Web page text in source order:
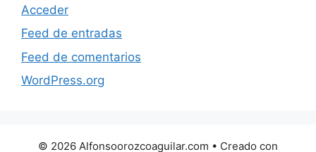
Acceder
Feed de entradas
Feed de comentarios
WordPress.org
© 2026 Alfonsoorozcoaguilar.com • Creado con